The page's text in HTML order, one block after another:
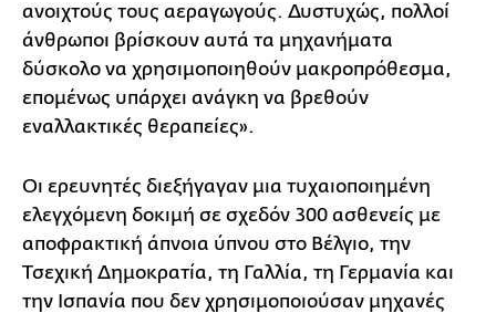
ανοιχτούς τους αεραγωγούς. Δυστυχώς, πολλοί
άνθρωποι βρίσκουν αυτά τα μηχανήματα
δύσκολο να χρησιμοποιηθούν μακροπρόθεσμα,
επομένως υπάρχει ανάγκη να βρεθούν
εναλλακτικές θεραπείες».
Οι ερευνητές διεξήγαγαν μια τυχαιοποιημένη
ελεγχόμενη δοκιμή σε σχεδόν 300 ασθενείς με
αποφρακτική άπνοια ύπνου στο Βέλγιο, την
Τσεχική Δημοκρατία, τη Γαλλία, τη Γερμανία και
την Ισπανία που δεν χρησιμοποιούσαν μηχανές